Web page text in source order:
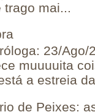
mai...
23/
muuuuita
a estreia
de Peixes: